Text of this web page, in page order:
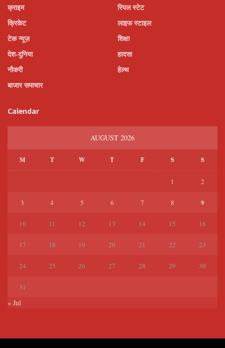
क्राइम
क्रिकेट
टेक न्यूज़
देश-दुनिया
नौकरी
बाजार समाचार
रियल स्टेट
लाइफ स्टाइल
शिक्षा
हादसा
हेल्थ
Calendar
AUGUST 2026
M T W T F S S
1 2
3 4 5 6 7 8 9
10 11 12 13 14 15 16
17 18 19 20 21 22 23
24 25 26 27 28 29 30
31
« Jul